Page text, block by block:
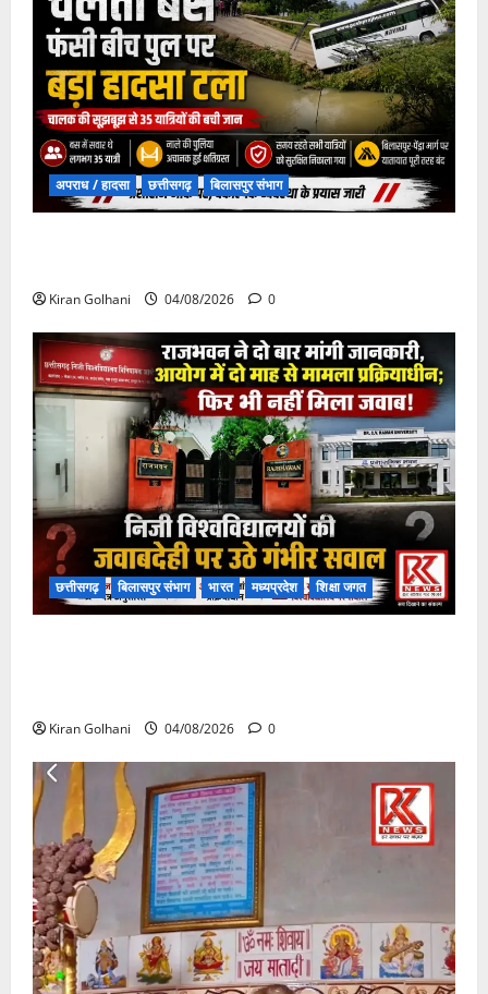
अपराध / हादसा छत्तीसगढ़ बिलासपुर संभाग
Kiran Golhani 04/08/2026 0
छत्तीसगढ़ बिलासपुर संभाग भारत मध्यप्रदेश शिक्षा जगत
Kiran Golhani 04/08/2026 0